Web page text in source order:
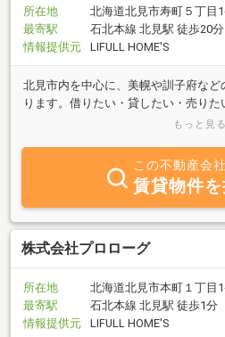
所在地
北海道北見市寿町５丁目
最寄駅
石北本線 北見駅 徒歩20分
情報提供元
LIFULL HOME'S
北見市内を中心に、美幌や訓子府な
ります。借りたい・貸したい・売り
る全てのニーズに、経験豊富なスタ
もっと見る
この不動産会
賃貸物件
株式会社プロローグ
所在地
北海道北見市本町１丁目
最寄駅
石北本線 北見駅 徒歩1分
情報提供元
LIFULL HOME'S